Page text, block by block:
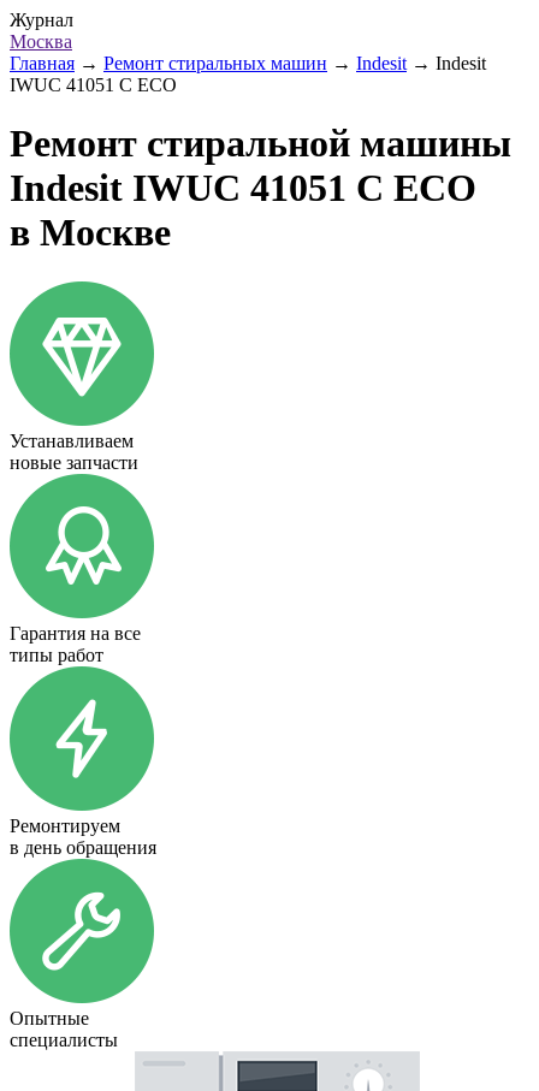
Журнал
Москва
Главная → Ремонт стиральных машин → Indesit → Indesit
IWUC 41051 C ECO
Ремонт стиральной машины
Indesit IWUC 41051 C ECO
в Москве
Устанавливаем
новые запчасти
Гарантия на все
типы работ
Ремонтируем
в день обращения
Опытные
специалисты